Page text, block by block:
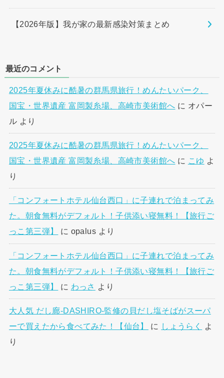
【2026年版】我が家の最新感染対策まとめ
最近のコメント
2025年夏休みに酷暑の群馬県旅行！めんたいパーク、
国宝・世界遺産 富岡製糸場、高崎市美術館へ に オパー
ル より
2025年夏休みに酷暑の群馬県旅行！めんたいパーク、
国宝・世界遺産 富岡製糸場、高崎市美術館へ に こゆ よ
り
「コンフォートホテル仙台西口」に子連れで泊まってみ
た。朝食無料がデフォルト！子供添い寝無料！【旅行ご
っこ第三弾】
に opalus より
「コンフォートホテル仙台西口」に子連れで泊まってみ
た。朝食無料がデフォルト！子供添い寝無料！【旅行ご
っこ第三弾】
に わっさ より
大人気 だし廊-DASHIRO-監修の貝だし塩そばがスーパ
ーで買えたから食べてみた！【仙台】
に しょうらく
よ
り